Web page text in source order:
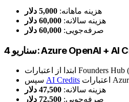
هزینه ماهانه: 5,000 دلار
هزینه سالانه: 60,000 دلار
صرفه‌جویی: 60,000 دلار
AI Credits
هزینه سالانه: 47,500 دلار
صرفه‌جویی: 72,500 دلار